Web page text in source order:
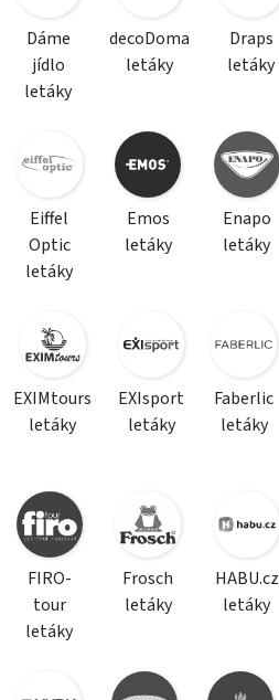
Dáme
jídlo
letáky
decoDoma
letáky
Draps
letáky
Eiffel
Optic
letáky
Emos
letáky
Enapo
letáky
EXIMtours
letáky
EXIsport
letáky
Faberlic
letáky
FIRO-
tour
letáky
Frosch
letáky
HABU.cz
letáky